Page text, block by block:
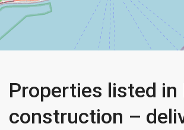
Properties listed in
construction –